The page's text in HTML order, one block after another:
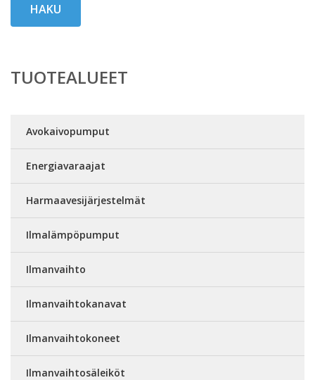
HAKU
TUOTEALUEET
Avokaivopumput
Energiavaraajat
Harmaavesijärjestelmät
Ilmalämpöpumput
Ilmanvaihto
Ilmanvaihtokanavat
Ilmanvaihtokoneet
Ilmanvaihtosäleiköt